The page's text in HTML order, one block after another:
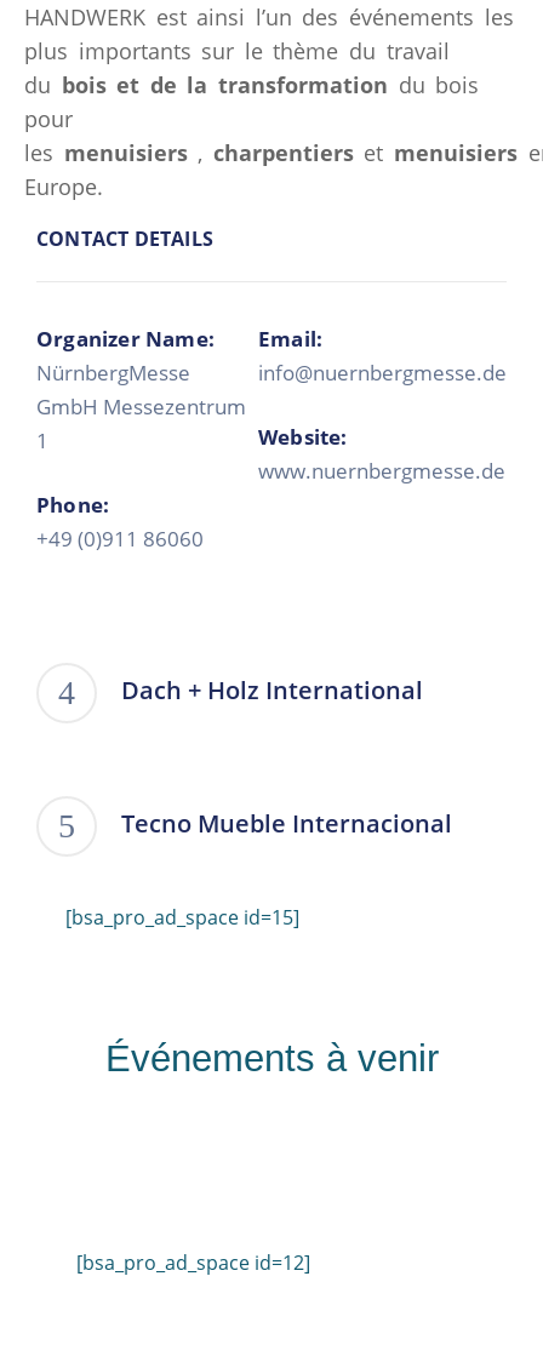
HANDWERK est ainsi l’un des événements les
plus importants sur le thème du travail
du bois et de la transformation du bois
pour
les menuisiers, charpentierset menuisiers
Europe.
CONTACT DETAILS
Organizer Name:
NürnbergMesse
GmbH Messezentrum
1
Phone:
+49 (0)911 86060
Email:
info@nuernbergmesse.de
Website:
www.nuernbergmesse.de
Dach + Holz International
Tecno Mueble Internacional
[bsa_pro_ad_space id=15]
Événements à venir
[bsa_pro_ad_space id=12]